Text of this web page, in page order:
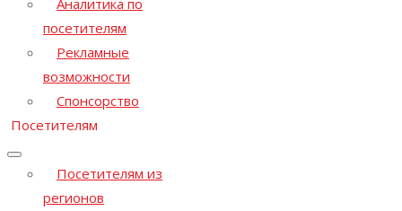
Аналитика по
посетителям
Рекламные
возможности
Спонсорство
Посетителям
Посетителям из
регионов